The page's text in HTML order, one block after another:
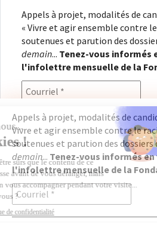
Appels à projet, modalités de
« Vivre et agir ensemble contre
soutenues et parution des
demain... Tenez-vous informés
l'infolettre mensuelle de la
En renseignant votre adresse
consentez à recevoir l'infolettre
Seligmann, conformément à
confidentialité. Il vous sera
désabonner à tout moment.
Appels à projet, modalités de
Vivre et agir ensemble contre le
soutenues et parution des
demain... Tenez-vous informés
l'infolettre mensuelle de la